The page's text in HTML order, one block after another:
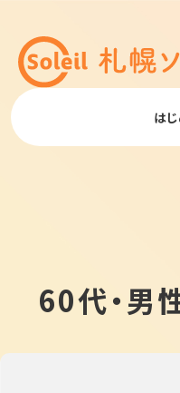
は
60代・男